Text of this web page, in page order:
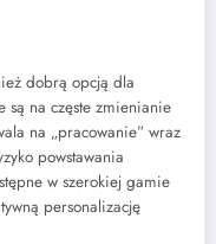
dobrą opcją dla
są na częste zmienianie
na „pracowanie” wraz
powstawania
w szerokiej gamie
personalizację